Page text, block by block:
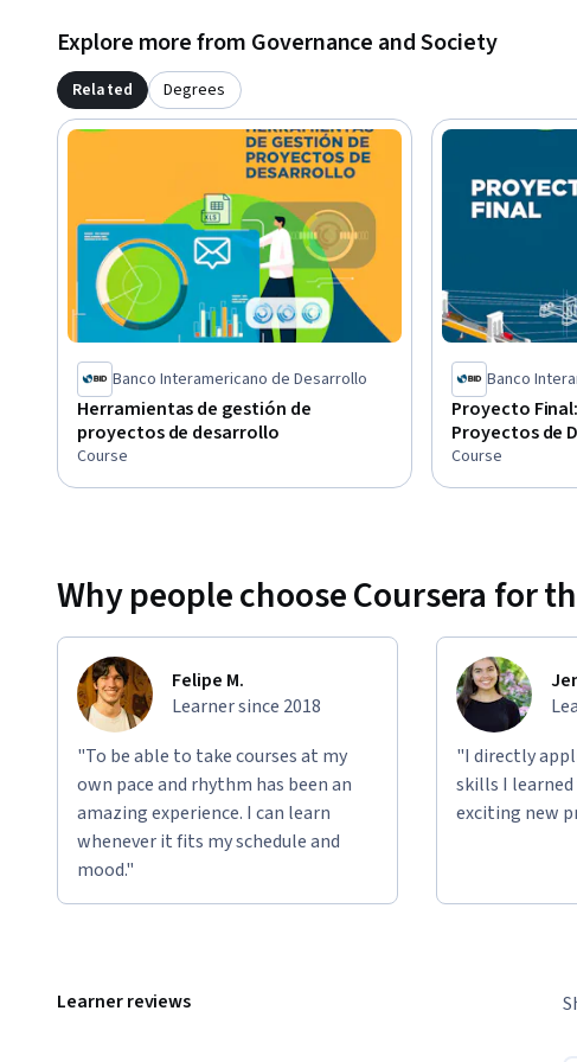
Explore more from Governance and Society
Related Degrees
Banco Interamericano de Desarrollo
Herramientas de gestión de
proyectos de desarrollo
Course
Banco
Proyecto
Proyectos de
Course
Why people choose Coursera for
Felipe M.
Learner since 2018
"To be able to take courses at my
own pace and rhythm has been an
amazing experience. I can learn
whenever it fits my schedule and
mood."
"I directly
skills I
exciting new
Learner reviews